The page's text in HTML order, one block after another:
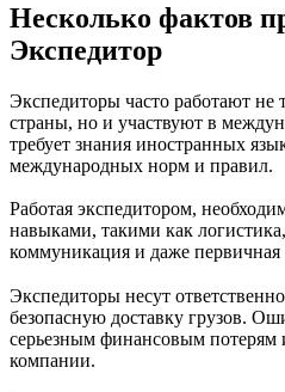
Несколько фактов
Экспедитор
Экспедиторы часто работают не
страны, но и участвуют в
требует знания иностранных
международных норм и правил.
Работая экспедитором,
навыками, такими как
коммуникация и даже первичная
Экспедиторы несут
безопасную доставку грузов.
серьезным финансовым потерям
компании.